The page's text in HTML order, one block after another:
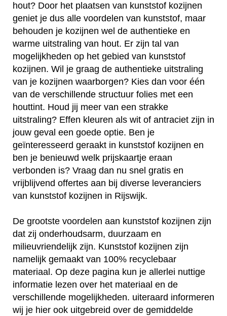
hout? Door het plaatsen van kunststof kozijnen
geniet je dus alle voordelen van kunststof, maar
behouden je kozijnen wel de authentieke en
warme uitstraling van hout. Er zijn tal van
mogelijkheden op het gebied van kunststof
kozijnen. Wil je graag de authentieke uitstraling
van je kozijnen waarborgen? Kies dan voor één
van de verschillende structuur folies met een
houttint. Houd jij meer van een strakke
uitstraling? Effen kleuren als wit of antraciet zijn in
jouw geval een goede optie. Ben je
geïnteresseerd geraakt in kunststof kozijnen en
ben je benieuwd welk prijskaartje eraan
verbonden is? Vraag dan nu snel gratis en
vrijblijvend offertes aan bij diverse leveranciers
van kunststof kozijnen in Rijswijk.
De grootste voordelen aan kunststof kozijnen zijn
dat zij onderhoudsarm, duurzaam en
milieuvriendelijk zijn. Kunststof kozijnen zijn
namelijk gemaakt van 100% recyclebaar
materiaal. Op deze pagina kun je allerlei nuttige
informatie lezen over het materiaal en de
verschillende mogelijkheden. uiteraard informeren
wij je hier ook uitgebreid over de gemiddelde